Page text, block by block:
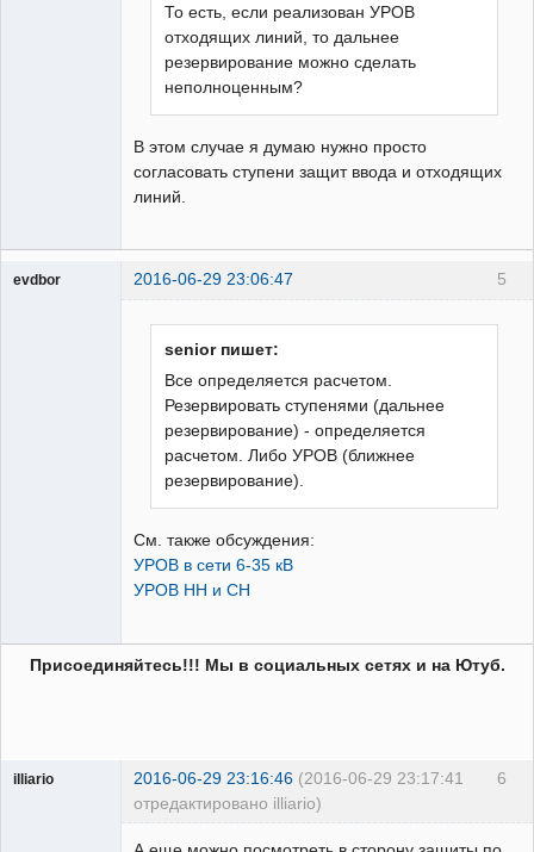
То есть, если реализован УРОВ
отходящих линий, то дальнее
резервирование можно сделать
неполноценным?
В этом случае я думаю нужно просто
согласовать ступени защит ввода и отходящих
линий.
5
evdbor 2016-06-29 23:06:47
senior пишет:
Все определяется расчетом.
Резервировать ступенями (дальнее
резервирование) - определяется
расчетом. Либо УРОВ (ближнее
резервирование).
См. также обсуждения:
УРОВ в сети 6-35 кВ
УРОВ НН и СН
Присоединяйтесь!!! Мы в социальных сетях и на Ютуб.
6
illiario 2016-06-29 23:16:46 (2016-06-29 23:17:41
отредактировано illiario)